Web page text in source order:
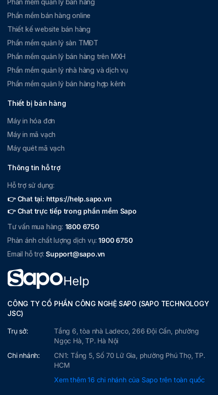
Phần mềm bán hàng online
Thiết kế website bán hàng
Phần mềm quản lý sàn TMĐT
Phần mềm quản lý bán hàng trên MXH
Phần mềm quản lý nhà hàng và dịch vụ
Phần mềm quản lý bán hàng hợp kênh
Thiết bị bán hàng
Máy in hóa đơn
Máy in mã vạch
Máy quét mã vạch
Thông tin hỗ trợ
Hỗ trợ sử dụng:
👉 Chat tại: https://help.sapo.vn
👉 Chat trực tiếp trong phần mềm Sapo
Tư vấn mua hàng: 1800 6750
Phản ánh chất lượng dịch vụ:1900 6750
Email hỗ trợ:Support@sapo.vn
CÔNG TY CỔ PHẦN CÔNG NGHỆ SAPO (SAPO TECHNOLOGY
JSC)
Trụ sở:
Tầng 6, tòa nhà Ladeco, 266 Đội Cấn, phường
Ngọc Hà, TP. Hà Nội
Chi nhánh:
CN1: Tầng 5, Số 70 Lữ Gia, phường Phú Thọ, TP.
HCM
Xem thêm 16 chi nhánh của Sapo trên toàn quốc